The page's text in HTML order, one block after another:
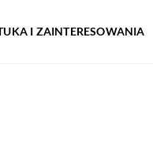
I ZAINTERESOWANIA